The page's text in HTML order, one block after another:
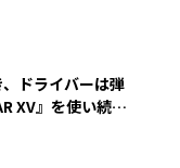
、ドライバーは弾
XV』を使い続け